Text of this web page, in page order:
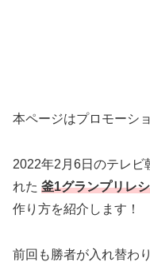
本ページはプロモーシ
2022年2月6日のテレビ
れた 釜1グランプリレ
作り方を紹介します！
前回も勝者が入れ替わ